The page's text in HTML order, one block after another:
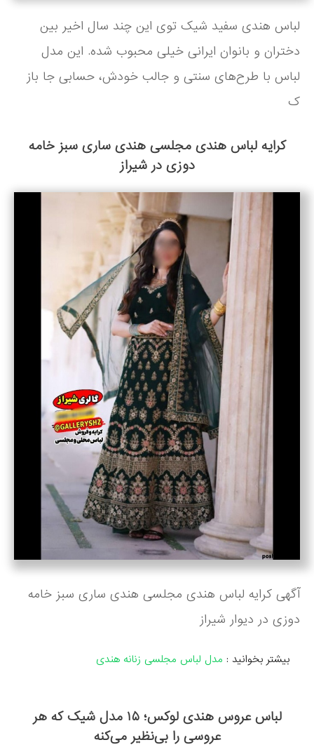
لباس هندی سفید شیک توی این چند سال اخیر بین
دختران و بانوان ایرانی خیلی محبوب شده. این مدل
لباس با طرح‌های سنتی و جالب خودش، حسابی جا باز
ک
کرایه لباس هندی مجلسی هندی ساری سبز خامه
دوزی در شیراز
آگهی کرایه لباس هندی مجلسی هندی ساری سبز خامه
دوزی در دیوار شیراز
بیشتر بخوانید : مدل لباس مجلسی زنانه هندی
لباس عروس هندی لوکس؛ ۱۵ مدل شیک که هر
عروسی را بی‌نظیر می‌کنه